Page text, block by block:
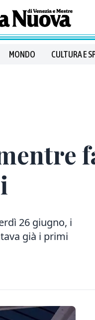
MONDO CULTURA E
26 giugno, i
già i primi